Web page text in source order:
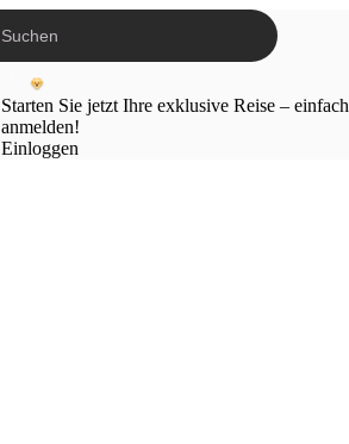
Starten Sie jetzt Ihre exklusive Reise – einfach
anmelden!
Einloggen